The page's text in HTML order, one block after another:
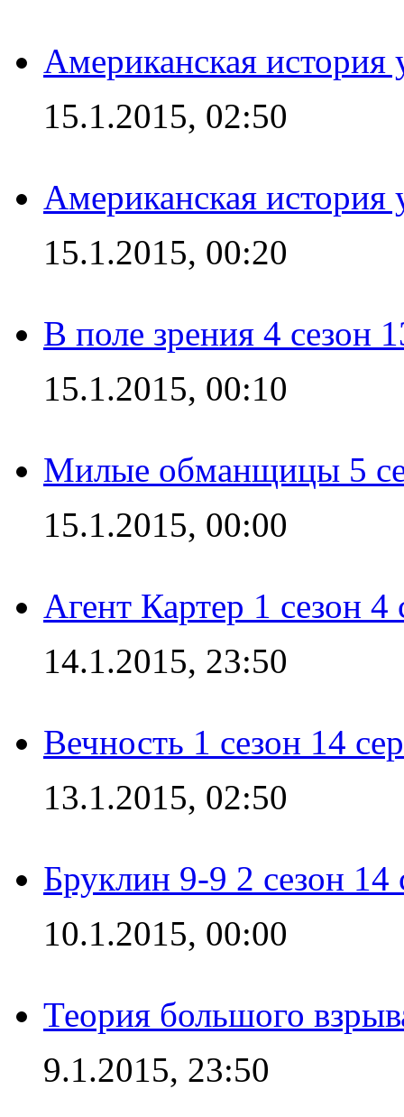
Американская история
15.1.2015, 02:50
Американская история
15.1.2015, 00:20
В поле зрения 4 сезон
15.1.2015, 00:10
Милые обманщицы 5
15.1.2015, 00:00
Агент Картер 1 сезон 4
14.1.2015, 23:50
Вечность 1 сезон 14
13.1.2015, 02:50
Бруклин 9-9 2 сезон 14
10.1.2015, 00:00
Теория большого
9.1.2015, 23:50